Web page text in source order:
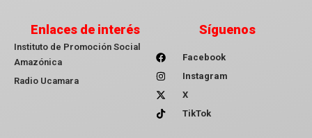
Enlaces de interés
Instituto de Promoción Social
Amazónica
Radio Ucamara
Síguenos
Facebook
Instagram
X
TikTok